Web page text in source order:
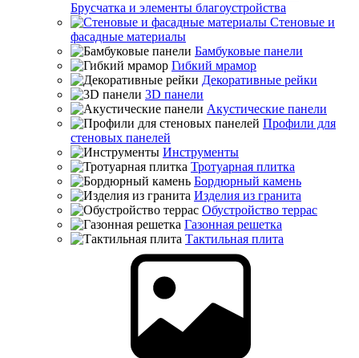
Брусчатка и элементы благоустройства
Стеновые и
фасадные материалы
Бамбуковые панели
Гибкий мрамор
Декоративные рейки
3D панели
Акустические панели
Профили для
стеновых панелей
Инструменты
Тротуарная плитка
Бордюрный камень
Изделия из гранита
Обустройство террас
Газонная решетка
Тактильная плита